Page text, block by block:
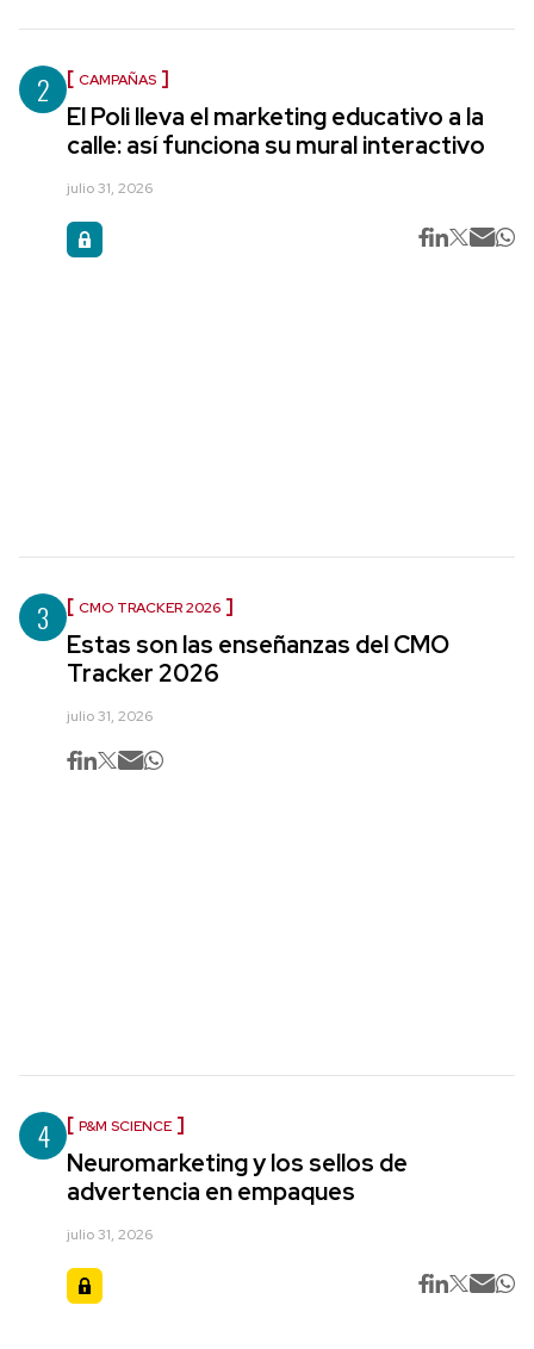
2 CAMPAÑAS
El Poli lleva el marketing educativo a la
calle: así funciona su mural interactivo
julio 31, 2026
3 CMO TRACKER 2026
Estas son las enseñanzas del CMO
Tracker 2026
julio 31, 2026
4 P&M SCIENCE
Neuromarketing y los sellos de
advertencia en empaques
julio 31, 2026